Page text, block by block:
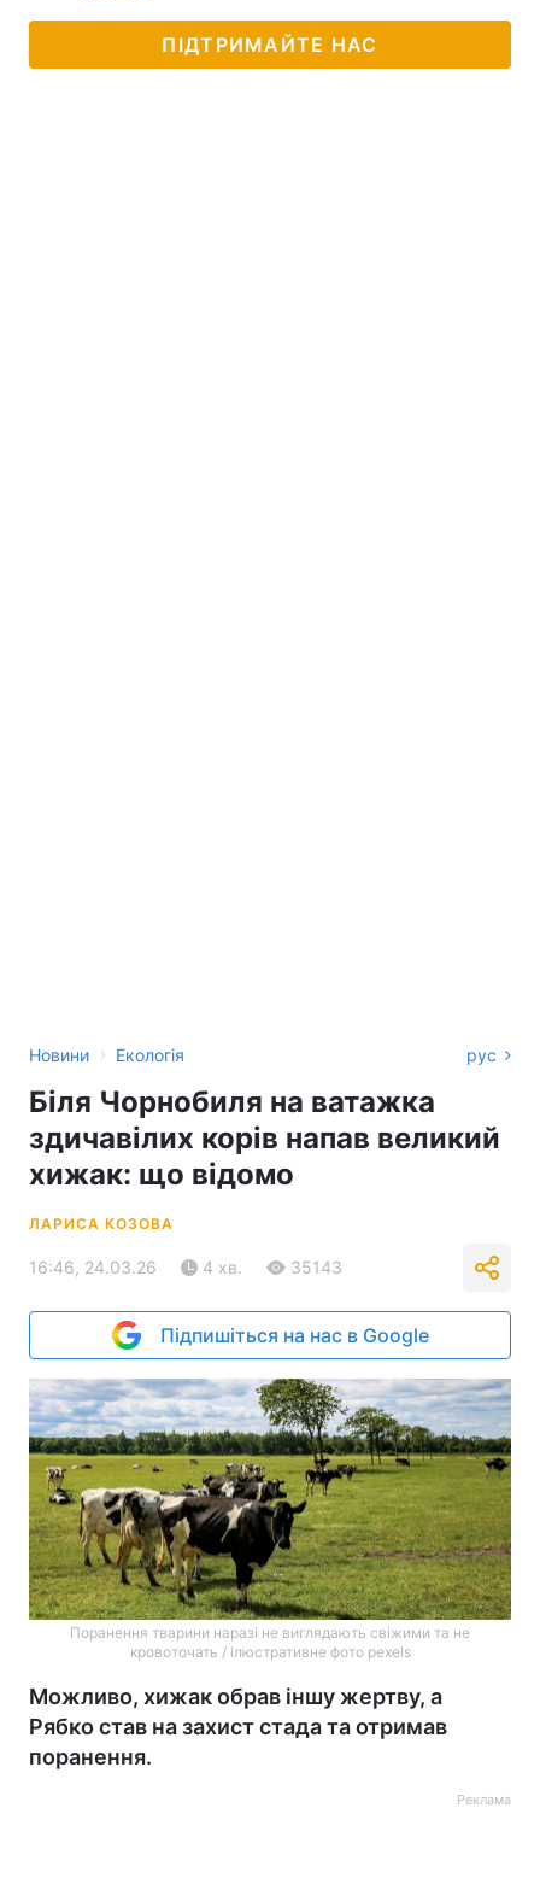
ПІДТРИМАЙТЕ НАС
Новини › Екологія рус
Біля Чорнобиля на ватажка
здичавілих корів напав великий
хижак: що відомо
ЛАРИСА КОЗОВА
16:46, 24.03.26 4 хв. 35143
Підпишіться на нас в Google
Поранення тварини наразі не виглядають свіжими та не
кровоточать / ілюстративне фото pexels
Можливо, хижак обрав іншу жертву, а
Рябко став на захист стада та отримав
поранення.
Реклама